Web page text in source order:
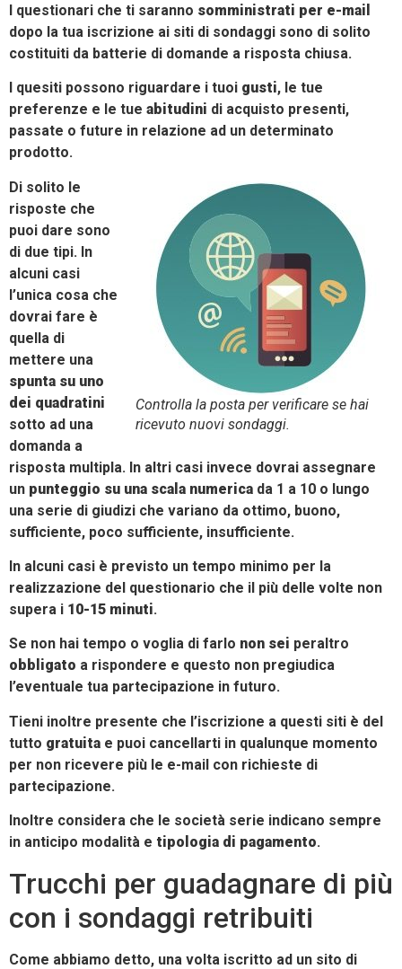
I questionari che ti saranno somministrati per e-mail
dopo la tua iscrizione ai siti di sondaggi sono di solito
costituiti da batterie di domande a risposta chiusa.
I quesiti possono riguardare i tuoi gusti, le tue
preferenze e le tue abitudini di acquisto presenti,
passate o future in relazione ad un determinato
prodotto.
Controlla la posta per verificare se hai
ricevuto nuovi sondaggi.
Di solito le
risposte che
puoi dare sono
di due tipi. In
alcuni casi
l’unica cosa che
dovrai fare è
quella di
mettere una
spunta su uno
dei quadratini
sotto ad una
domanda a
risposta multipla. In altri casi invece dovrai assegnare
un punteggio su una scala numerica da 1 a 10 o lungo
una serie di giudizi che variano da ottimo, buono,
sufficiente, poco sufficiente, insufficiente.
In alcuni casi è previsto un tempo minimo per la
realizzazione del questionario che il più delle volte non
supera i 10-15 minuti.
Se non hai tempo o voglia di farlo non sei peraltro
obbligato a rispondere e questo non pregiudica
l’eventuale tua partecipazione in futuro.
Tieni inoltre presente che l’iscrizione a questi siti è del
tutto gratuita e puoi cancellarti in qualunque momento
per non ricevere più le e-mail con richieste di
partecipazione.
Inoltre considera che le società serie indicano sempre
in anticipo modalità e tipologia di pagamento.
Trucchi per guadagnare di più
con i sondaggi retribuiti
Come abbiamo detto, una volta iscritto ad un sito di